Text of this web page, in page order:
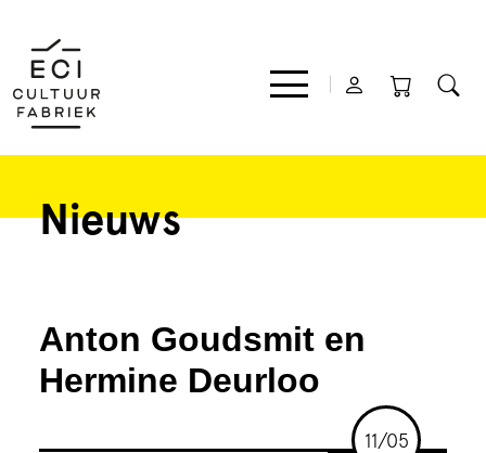
Film
Theater
Nieuws
Anton Goudsmit en
Hermine Deurloo
11/05